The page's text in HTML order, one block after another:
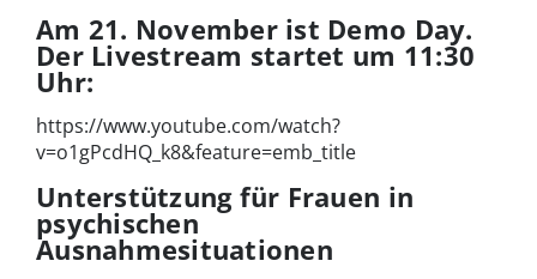
Am 21. November ist Demo Day.
Der Livestream startet um 11:30
Uhr:
https://www.youtube.com/watch?
v=o1gPcdHQ_k8&feature=emb_title
Unterstützung für Frauen in
psychischen
Ausnahmesituationen